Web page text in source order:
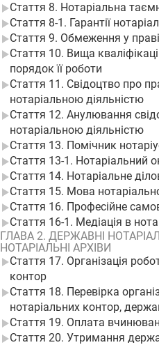
Стаття 8. Нотаріальна
Стаття 8-1. Гарантії
Стаття 9. Обмеження у
Стаття 10. Вища
порядок її роботи
Стаття 11. Свідоцтво про
нотаріальною діяльністю
Стаття 12. Анулювання
нотаріальною діяльністю
Стаття 13. Помічник
Стаття 13-1. Нотаріальний
Стаття 14. Нотаріальне
Стаття 15. Мова
Стаття 16. Професійне
Стаття 16-1. Медіація в
ГЛАВА 2. ДЕРЖАВНІ
НОТАРІАЛЬНІ АРХІВИ
Стаття 17. Організація
контор
Стаття 18. Перевірка
нотаріальних контор,
Стаття 19. Оплата
Стаття 20. Утримання